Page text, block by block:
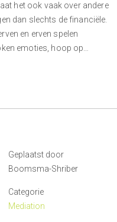
het ook vaak over andere
dan slechts de financiële.
en erven spelen
emoties, hoop op…
Geplaatst door
Boomsma-Shriber
Categorie
Mediation